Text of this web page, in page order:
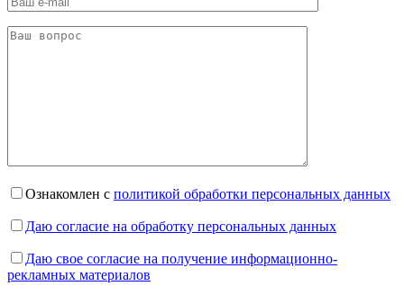
Ознакомлен с политикой обработки персональных данных
Даю согласие на обработку персональных данных
Даю свое согласие на получение информационно-
рекламных материалов